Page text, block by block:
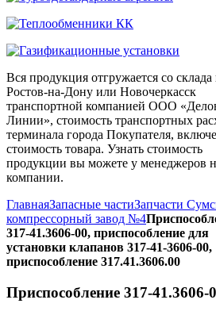
Вся продукция отгружается со склада
Ростов-на-Дону или Новочеркасск
транспортной компанией ООО
Линии», стоимость транспортных
терминала города Покупателя,
стоимость товара. Узнать стоимость
продукции вы можете у менеджеров
компании.
ГлавнаяЗапасные частиЗапчасти
компрессорный завод №4
317-41.3606-00, приспособление для
установки клапанов 317-41-3606-00,
приспособление 317.41.3606.00
Приспособление 317-41.3606-